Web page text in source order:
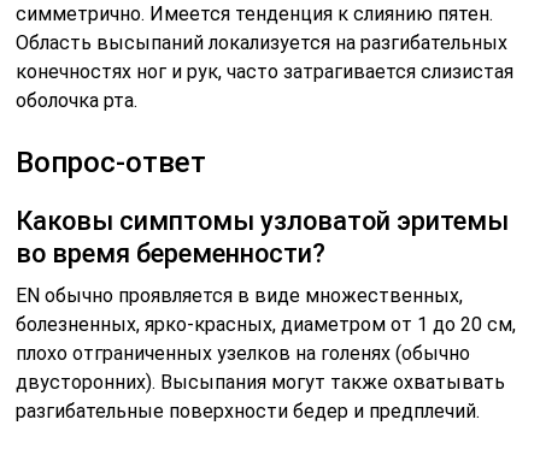
симметрично. Имеется тенденция к слиянию пятен.
Область высыпаний локализуется на разгибательных
конечностях ног и рук, часто затрагивается слизистая
оболочка рта.
Вопрос-ответ
Каковы симптомы узловатой эритемы
во время беременности?
EN обычно проявляется в виде множественных,
болезненных, ярко-красных, диаметром от 1 до 20 см,
плохо отграниченных узелков на голенях (обычно
двусторонних). Высыпания могут также охватывать
разгибательные поверхности бедер и предплечий.